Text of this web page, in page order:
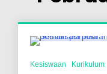
Kesiswaan
Kurikulum